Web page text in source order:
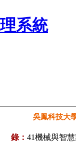
系統
吳鳳科技大
錄： 41機械與智